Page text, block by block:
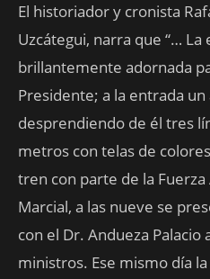
El historiador y cronista
Uzcátegui, narra que “… La
brillantemente adornada
Presidente; a la entrada
desprendiendo de él tres
metros con telas de
tren con parte de la Fuerza
Marcial, a las nueve se
con el Dr. Andueza Palacio
ministros. Ese mismo día